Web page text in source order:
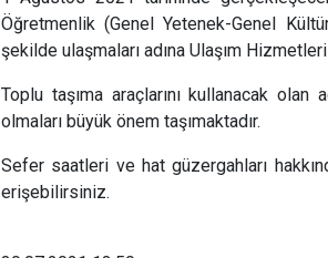
Öğretmenlik (Genel Yetenek-Genel
şekilde ulaşmaları adına Ulaşım
Toplu taşıma araçlarını kullanacak olan
olmaları büyük önem taşımaktadır.
Sefer saatleri ve hat güzergahları
erişebilirsiniz.